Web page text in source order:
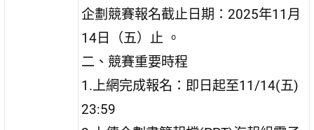
企劃競賽報名截止日期：2025年11月
14日（五）止 。
二、競賽重要時程
1.上網完成報名：即日起至11/14(五)
23:59